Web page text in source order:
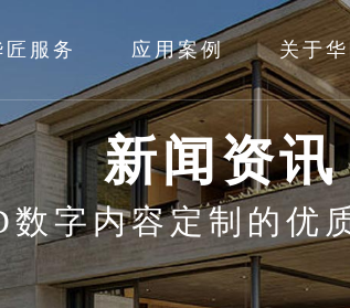
匠服务 应用案例 关于华
新闻资讯
数字内容定制的优